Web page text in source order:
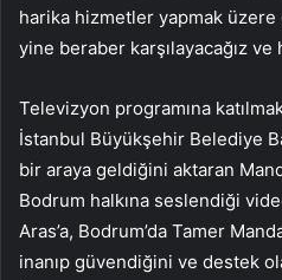
harika hizmetler yapmak üzere
yine beraber karşılayacağız ve
Televizyon programına
İstanbul Büyükşehir Belediye
bir araya geldiğini aktaran
Bodrum halkına seslendiği
Aras’a, Bodrum’da Tamer
inanıp güvendiğini ve destek